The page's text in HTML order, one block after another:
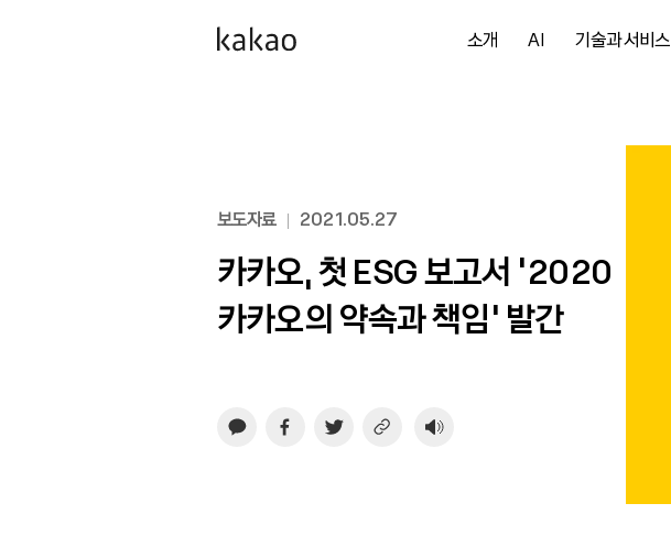
소개 AI 기술과 서비스
보도자료 2021.05.27
카카오, 첫 ESG 보고서 ‘2020
카카오의 약속과 책임’ 발간